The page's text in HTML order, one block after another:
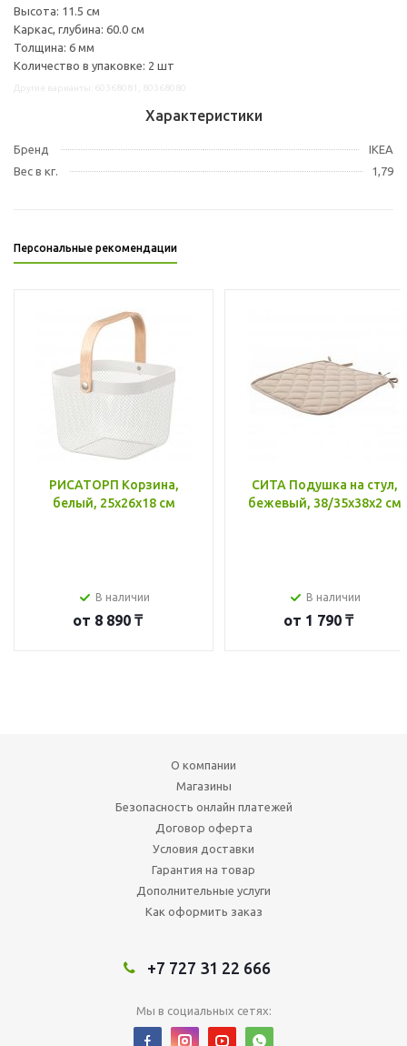
Высота: 11.5 см
Каркас, глубина: 60.0 см
Толщина: 6 мм
Количество в упаковке: 2 шт
Характеристики
Бренд
IKEA
Вес в кг.
1,79
Персональные рекомендации
РИСАТОРП Корзина,
белый, 25x26x18 см
В наличии
от 8 890 ₸
СИТА Подушка на стул,
бежевый, 38/35x38x2 см
В наличии
от 1 790 ₸
О компании
Магазины
Безопасность онлайн платежей
Договор оферта
Условия доставки
Гарантия на товар
Дополнительные услуги
Как оформить заказ
+7 727 31 22 666
Мы в социальных сетях: